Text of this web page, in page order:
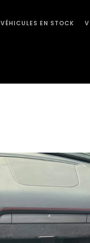
VÉHICULES EN STOCK